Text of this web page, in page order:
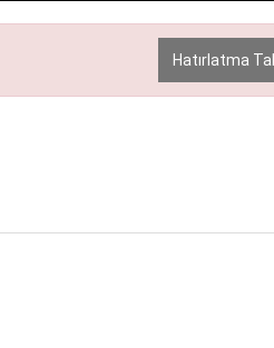
Hatırlatma